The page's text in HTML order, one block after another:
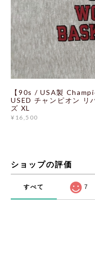
【90s / USA製
USED チャンピオン リ
ズ XL
¥16,500
ショップの評価
すべて 7